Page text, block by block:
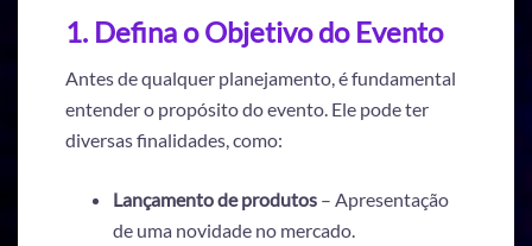
1. Defina o Objetivo do Evento
Antes de qualquer planejamento, é fundamental
entender o propósito do evento. Ele pode ter
diversas finalidades, como:
Lançamento de produtos – Apresentação
de uma novidade no mercado.